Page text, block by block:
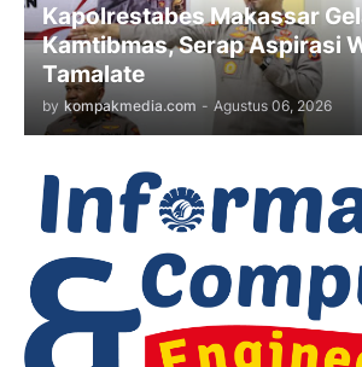
Kapolrestabes Makassar
Kamtibmas, Serap Aspirasi
Tamalate
by kompakmedia.com - Agustus 06, 2026